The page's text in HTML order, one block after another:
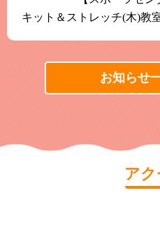
キット＆ストレッチ(木)教
お知らせ
アク